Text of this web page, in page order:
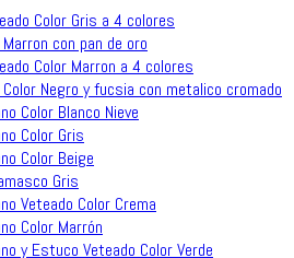
Color Gris a 4 colores
con pan de oro
Color Marron a 4 colores
Negro y fucsia con metalico cromado
Color Blanco Nieve
Color Gris
Color Beige
Gris
Veteado Color Crema
Color Marrón
y Estuco Veteado Color Verde